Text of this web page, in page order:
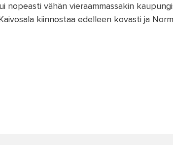
vähän vieraammassakin
kiinnostaa edelleen kovasti ja